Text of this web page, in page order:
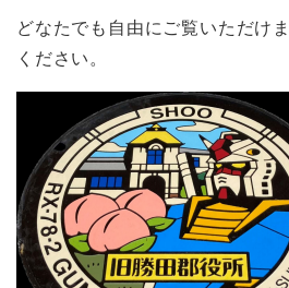
どなたでも自由にご覧いただけ
ください。